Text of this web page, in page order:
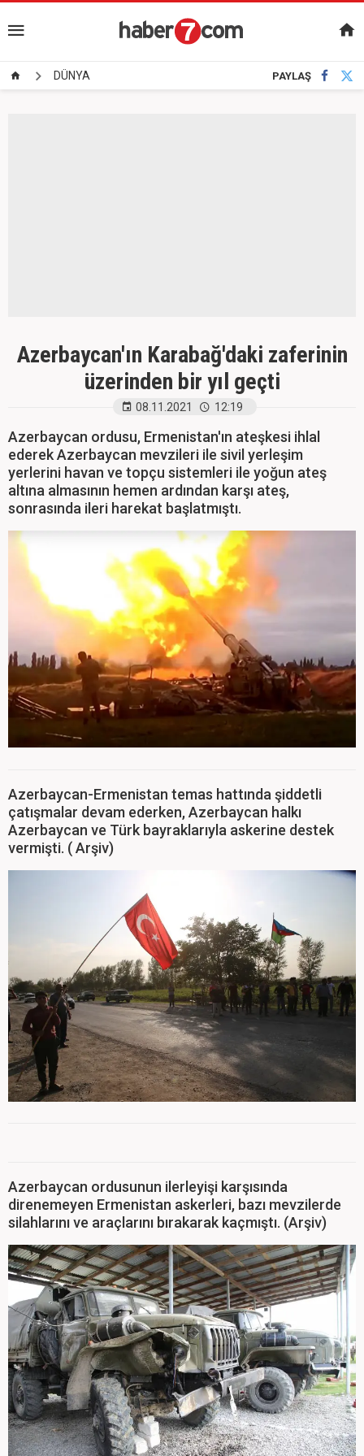
DÜNYA PAYLAŞ
Azerbaycan'ın Karabağ'daki zaferinin
üzerinden bir yıl geçti
08.11.2021 12:19
Azerbaycan ordusu, Ermenistan'ın ateşkesi ihlal
ederek Azerbaycan mevzileri ile sivil yerleşim
yerlerini havan ve topçu sistemleri ile yoğun ateş
altına almasının hemen ardından karşı ateş,
sonrasında ileri harekat başlatmıştı.
Azerbaycan-Ermenistan temas hattında şiddetli
çatışmalar devam ederken, Azerbaycan halkı
Azerbaycan ve Türk bayraklarıyla askerine destek
vermişti. ( Arşiv)
Azerbaycan ordusunun ilerleyişi karşısında
direnemeyen Ermenistan askerleri, bazı mevzilerde
silahlarını ve araçlarını bırakarak kaçmıştı. (Arşiv)